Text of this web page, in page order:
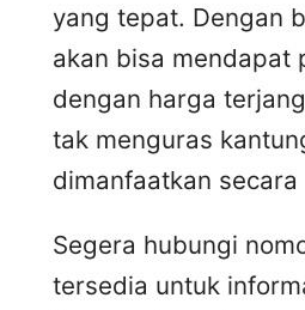
yang tepat. Dengan
akan bisa mendapat
dengan harga
tak menguras
dimanfaatkan secara
Segera hubungi
tersedia untuk